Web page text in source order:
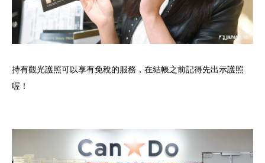
持有觀光護照可以享有免稅的服務，在結帳之前記得先出示護照
喔！